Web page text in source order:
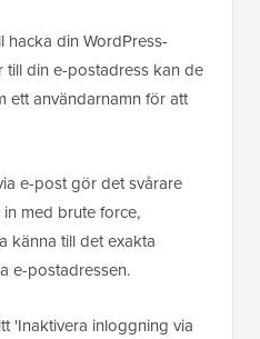
hacka din WordPress-
din e-postadress kan de
ett användarnamn för att
e-post gör det svårare
med brute force,
känna till det exakta
e-postadressen.
'Inaktivera inloggning via